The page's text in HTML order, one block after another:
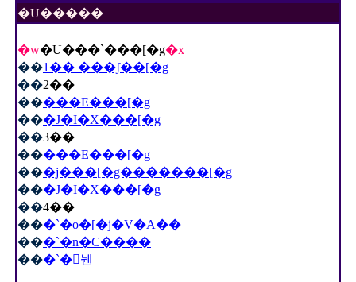
�U�����
�w�U���`���[�g�x
��1�� ���ʃ��[�g
��2��
�����E���[�g
���J�I�X���[�g
��3��
�����E���[�g
���j���[�g�������[�g
���J�I�X���[�g
��4��
���`�o�[�j�V�A��
���`�n�C����
���`�󒆒뉀